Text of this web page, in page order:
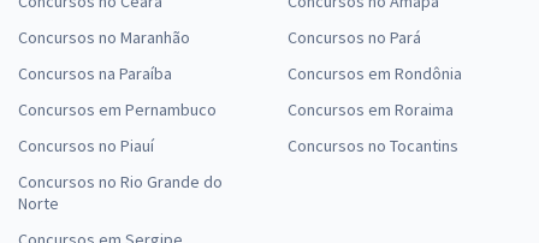
Concursos no Maranhão
Concursos na Paraíba
Concursos em Pernambuco
Concursos no Piauí
Concursos no Rio Grande do
Norte
Concursos no Pará
Concursos em Rondônia
Concursos em Roraima
Concursos no Tocantins